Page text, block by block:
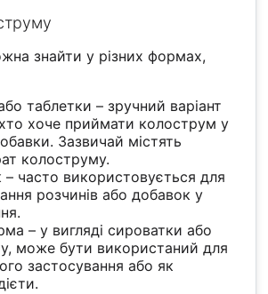
знайти у різних формах,
таблетки – зручний варіант
хоче приймати колострум у
Зазвичай містять
колоструму.
часто використовується для
розчинів або добавок у
– у вигляді сироватки або
може бути використаний для
застосування або як